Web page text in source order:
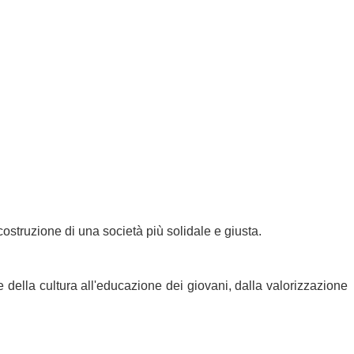
di una società più solidale e giusta.
della cultura all'educazione dei giovani, dalla valorizzazione